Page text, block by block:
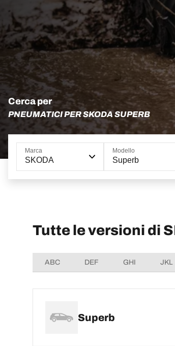
Cerca per
PNEUMATICI PER SKODA SUPERB
Marca
SKODA
Modello
Superb
Tutte le versioni di
ABC DEF GHI JKL
Superb